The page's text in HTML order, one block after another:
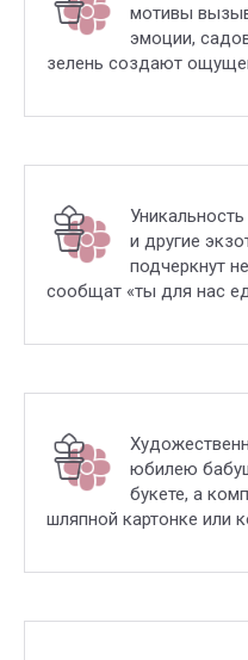
мотивы
эмоции,
зелень создают
и другие
подчеркнут
сообщат «ты для нас
юбилею
букете, а
шляпной картонке или